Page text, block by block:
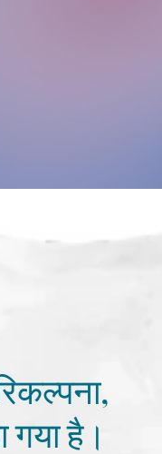
गया है।